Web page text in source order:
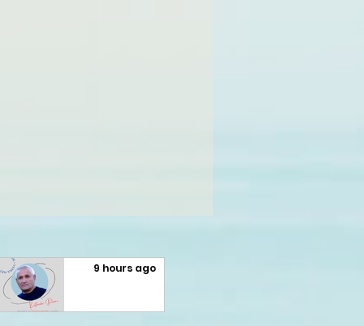
Fatmir
9 hours ago